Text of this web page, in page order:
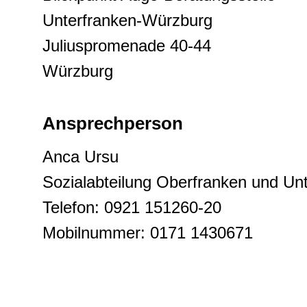
Unterfranken-Würzburg
Juliuspromenade 40-44
Würzburg
Ansprechperson
Anca Ursu
Sozialabteilung Oberfranken und
Telefon: 0921 151260-20
Mobilnummer: 0171 1430671